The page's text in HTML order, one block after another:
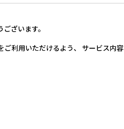
ざいます。
利用いただけるよう、 サービス内